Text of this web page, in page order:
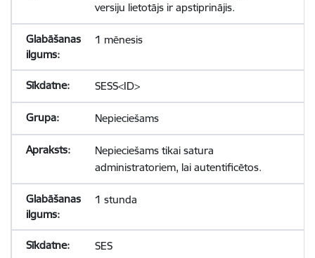
versiju lietotājs ir apstiprinājis.
1 mēnesis
SESS<ID>
Nepieciešams
Nepieciešams tikai satura
administratoriem, lai autentificētos.
1 stunda
SES